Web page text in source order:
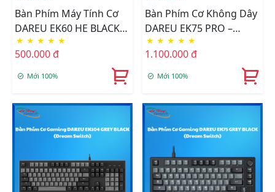
Bàn Phím Máy Tính Cơ
DAREU EK60 HE BLACK
(Fire Magnetic Switch)
★ ★ ★ ★ ★
500.000 đ
Mới 100%
Bàn Phím Cơ Không Dây
DAREU EK75 PRO –
Sakura Pink RGB (Dream
Switch)
★ ★ ★ ★ ★
1.100.000 đ
Mới 100%